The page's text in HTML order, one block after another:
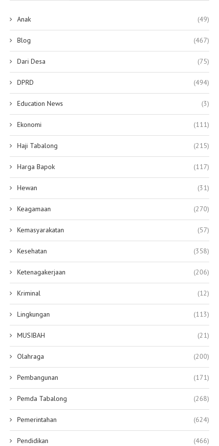
Anak (49)
Blog (467)
Dari Desa (75)
DPRD (494)
Education News (3)
Ekonomi (111)
Haji Tabalong (215)
Harga Bapok (117)
Hewan (31)
Keagamaan (270)
Kemasyarakatan (57)
Kesehatan (358)
Ketenagakerjaan (206)
Kriminal (12)
Lingkungan (113)
MUSIBAH (21)
Olahraga (200)
Pembangunan (171)
Pemda Tabalong (268)
Pemerintahan (624)
Pendidikan (466)